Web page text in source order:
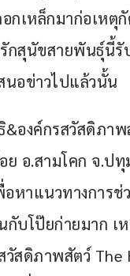
เหล็กมาก่อเหตุ
กสุนัขสายพันธุ์นี้รั
นอข่าวไปแล้วนั้น
องค์กรสวัสดิภาพ
อ.สามโคก จ.ปทุ
อหาแนวทางการ
กับโป๊ยก่ายมาก เ
สดิภาพสัตว์ The